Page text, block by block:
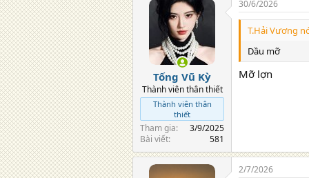
Tống Vũ Kỳ
Thành viên thân thiết
Thành viên thân
thiết
Tham gia
3/9/2025
Bài viết
581
30/6/2026
T.Hải Vương
Dầu mỡ
Mỡ lợn
2/7/2026